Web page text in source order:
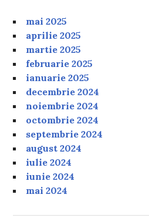
mai 2025
aprilie 2025
martie 2025
februarie 2025
ianuarie 2025
decembrie 2024
noiembrie 2024
octombrie 2024
septembrie 2024
august 2024
iulie 2024
iunie 2024
mai 2024